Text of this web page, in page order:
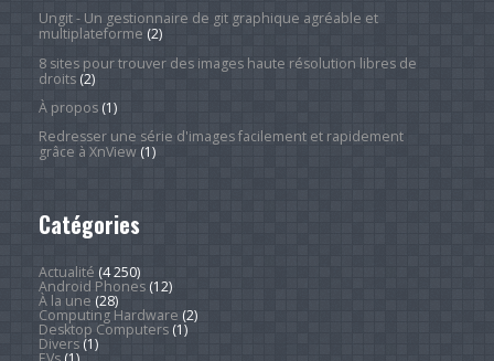
Ungit - Un gestionnaire de git graphique agréable et
multiplateforme (2)
8 sites pour trouver des images haute résolution libres de
droits(2)
À propos(1)
Redresser une série d'images facilement et rapidement
grâce à XnView(1)
Catégories
Actualité (4 250)
Android Phones(12)
À la une (28)
Computing Hardware (2)
Desktop Computers(1)
Divers(1)